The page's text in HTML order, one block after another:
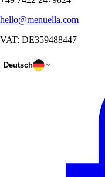
hello@menuella.com
VAT: DE359488447
Deutsch